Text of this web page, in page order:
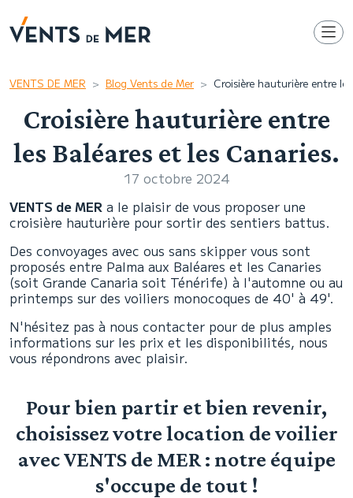
VENTS DE MER Blog Vents de Mer Croisière hauturière entre
Croisière hauturière entre
les Baléares et les Canaries.
17 octobre 2024
VENTS de MER a le plaisir de vous proposer une
croisière hauturière pour sortir des sentiers battus.
Des convoyages avec ous sans skipper vous sont
proposés entre Palma aux Baléares et les Canaries
(soit Grande Canaria soit Ténérife) à l'automne ou au
printemps sur des voiliers monocoques de 40' à 49'.
N'hésitez pas à nous contacter pour de plus amples
informations sur les prix et les disponibilités, nous
vous répondrons avec plaisir.
Pour bien partir et bien revenir,
choisissez votre location de voilier
avec VENTS de MER : notre équipe
s'occupe de tout !